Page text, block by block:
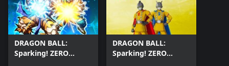
DRAGON BALL:
Sparking! ZERO
DRAGON BALL:
Sparking! ZERO